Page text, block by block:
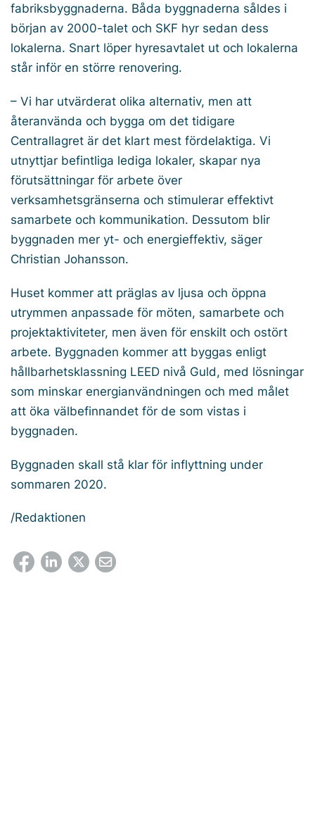
fabriksbyggnaderna. Båda byggnaderna såldes i
början av 2000-talet och SKF hyr sedan dess
lokalerna. Snart löper hyresavtalet ut och lokalerna
står inför en större renovering.
– Vi har utvärderat olika alternativ, men att
återanvända och bygga om det tidigare
Centrallagret är det klart mest fördelaktiga. Vi
utnyttjar befintliga lediga lokaler, skapar nya
förutsättningar för arbete över
verksamhetsgränserna och stimulerar effektivt
samarbete och kommunikation. Dessutom blir
byggnaden mer yt- och energieffektiv, säger
Christian Johansson.
Huset kommer att präglas av ljusa och öppna
utrymmen anpassade för möten, samarbete och
projektaktiviteter, men även för enskilt och ostört
arbete. Byggnaden kommer att byggas enligt
hållbarhetsklassning LEED nivå Guld, med lösningar
som minskar energianvändningen och med målet
att öka välbefinnandet för de som vistas i
byggnaden.
Byggnaden skall stå klar för inflyttning under
sommaren 2020.
/Redaktionen